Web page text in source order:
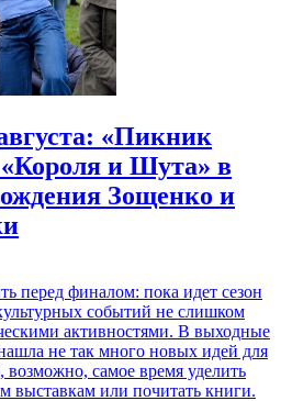
«Пикник
и Шута» в
Зощенко и
перед финалом: пока идет сезон
событий не слишком
активностями. В выходные
не так много новых идей для
самое время уделить
выставкам или почитать книги.